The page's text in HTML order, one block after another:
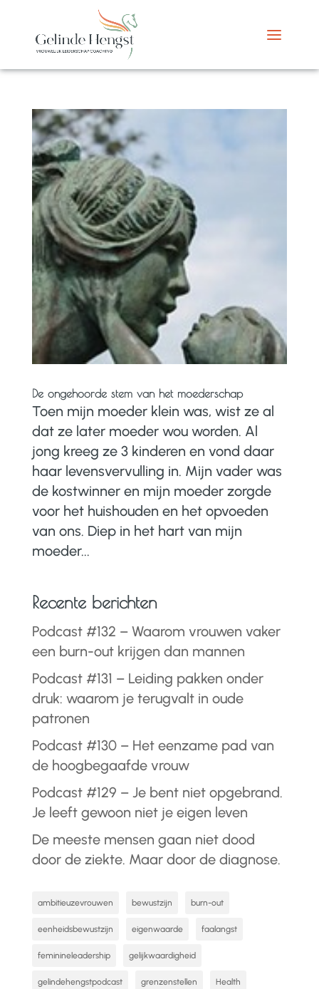
De ongehoorde stem van het moederschap
Toen mijn moeder klein was, wist ze al
dat ze later moeder wou worden. Al
jong kreeg ze 3 kinderen en vond daar
haar levensvervulling in. Mijn vader was
de kostwinner en mijn moeder zorgde
voor het huishouden en het opvoeden
van ons. Diep in het hart van mijn
moeder...
Recente berichten
Podcast #132 – Waarom vrouwen vaker
een burn-out krijgen dan mannen
Podcast #131 – Leiding pakken onder
druk: waarom je terugvalt in oude
patronen
Podcast #130 – Het eenzame pad van
de hoogbegaafde vrouw
Podcast #129 – Je bent niet opgebrand.
Je leeft gewoon niet je eigen leven
De meeste mensen gaan niet dood
door de ziekte. Maar door de diagnose.
ambitieuzevrouwen bewustzijn burn-out
eenheidsbewustzijn eigenwaarde faalangst
feminineleadership gelijkwaardigheid
gelindehengstpodcast grenzenstellen Health